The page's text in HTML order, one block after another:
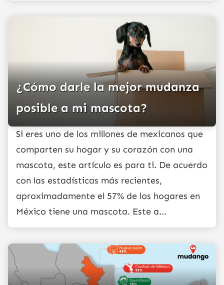
¿Cómo darle la mejor mudanza
posible a mi mascota?
Si eres uno de los millones de mexicanos que
comparten su hogar y su corazón con una
mascota, este artículo es para ti. De acuerdo
con las estadísticas más recientes,
aproximadamente el 57% de los hogares en
México tiene una mascota. Este a...